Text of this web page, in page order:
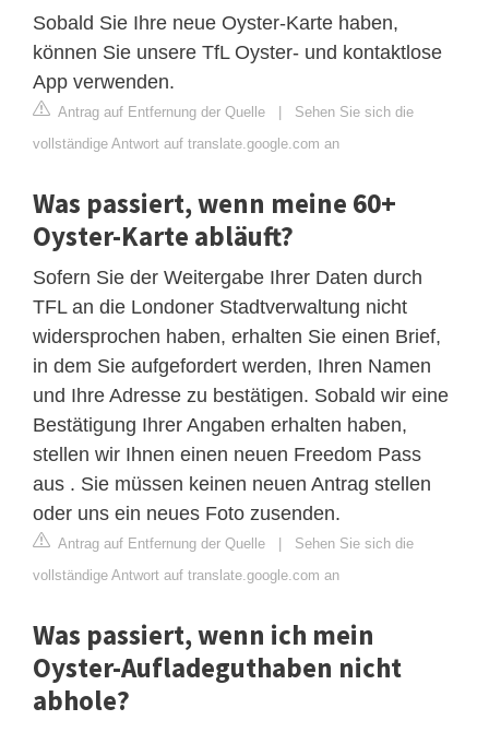
Sobald Sie Ihre neue Oyster-Karte haben,
können Sie unsere TfL Oyster- und kontaktlose
App verwenden.
Antrag auf Entfernung der Quelle | Sehen Sie sich die
vollständige Antwort auf translate.google.com an
Was passiert, wenn meine 60+
Oyster-Karte abläuft?
Sofern Sie der Weitergabe Ihrer Daten durch
TFL an die Londoner Stadtverwaltung nicht
widersprochen haben, erhalten Sie einen Brief,
in dem Sie aufgefordert werden, Ihren Namen
und Ihre Adresse zu bestätigen. Sobald wir eine
Bestätigung Ihrer Angaben erhalten haben,
stellen wir Ihnen einen neuen Freedom Pass
aus . Sie müssen keinen neuen Antrag stellen
oder uns ein neues Foto zusenden.
Antrag auf Entfernung der Quelle | Sehen Sie sich die
vollständige Antwort auf translate.google.com an
Was passiert, wenn ich mein
Oyster-Aufladeguthaben nicht
abhole?